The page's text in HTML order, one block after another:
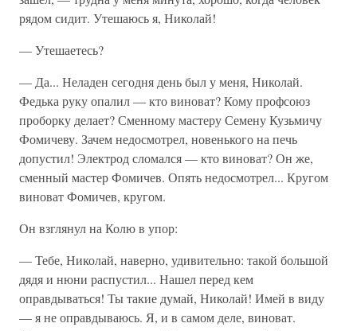
рядом сидит. Утешаюсь я, Николай!
— Утешаетесь?
— Да... Неладен сегодня день был у меня, Николай.
Федька руку опалил — кто виноват? Кому профсоюз
проборку делает? Сменному мастеру Семену Кузьмичу
Фомичеву. Зачем недосмотрел, новенького на печь
допустил! Электрод сломался — кто виноват? Он же,
сменный мастер Фомичев. Опять недосмотрел... Кругом
виноват Фомичев, кругом.
Он взглянул на Колю в упор:
— Тебе, Николай, наверно, удивительно: такой большой
дядя и нюни распустил... Нашел перед кем
оправдываться! Ты такие думай, Николай! Имей в виду
— я не оправдываюсь. Я, и в самом деле, виноват.